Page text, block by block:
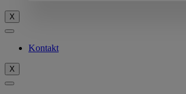
X
Kontakt
X